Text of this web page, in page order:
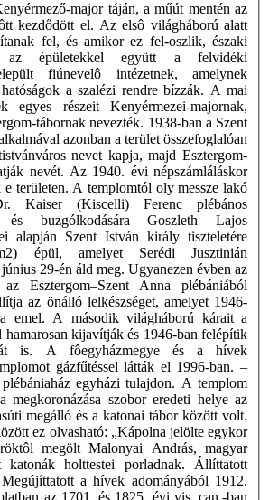
major táján, a műút mentén az
kezdődött el. Az elsô világháború alatt
fel, és amikor ez fel-oszlik, északi
az épületekkel együtt a felvidéki
fiúnevelô intézetnek, amelynek
a szalézi rendre bízzák. A mai
egyes részeit Kenyérmezei-majornak,
tábornak nevezték. 1938-ban a Szent
azonban a terület összefoglalóan
nevet kapja, majd Esztergom-
nevét. Az 1940. évi népszámláláskor
e területen. A templomtól oly messze lakó
Kaiser (Kiscelli) Ferenc plébános
és buzgólkodására Goszleth Lajos
alapján Szent István király tiszteletére
épül, amelyet Serédi Jusztinián
29-én áld meg. Ugyanezen évben az
Esztergom–Szent Anna plébániából
az önálló lelkészséget, amelyet 1946-
emel. A második világháború kárait a
hamarosan kijavítják és 1946-ban felépítik
is. A fôegyházmegye és a hívek
gázfűtéssel látták el 1996-ban. –
egyházi tulajdon. A templom
megkoronázása szobor eredeti helye az
megálló és a katonai tábor között volt.
ez olvasható: „Kápolna jelölte egykor
megölt Malonyai András, magyar
katonák holttestei porladnak. Állíttatott
a hívek adományából 1912.